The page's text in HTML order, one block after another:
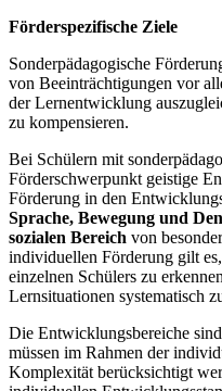
Förderspezifische Ziele
Sonderpädagogische
von Beeinträchtigungen vor
der Lernentwicklung
zu kompensieren.
Bei Schülern mit
Förderschwerpunkt geistige
Förderung in den
Sprache, Bewegung und
sozialen Bereich von
individuellen Förderung gilt
einzelnen Schülers zu
Lernsituationen systematisch
Die Entwicklungsbereiche
müssen im Rahmen der
Komplexität berücksichtigt